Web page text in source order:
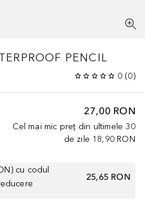
PENCIL
0 (0)
27,00 RON
Cel mai mic preț din ultimele 30
de zile 18,90 RON
cu codul
25,65 RON